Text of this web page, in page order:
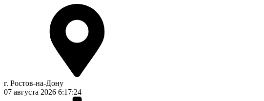
г. Ростов-на-Дону
07 августа 2026 6:17:24